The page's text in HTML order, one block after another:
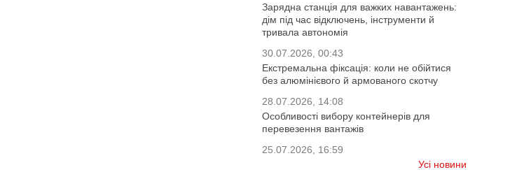
Зарядна станція для важких навантажень:
дім під час відключень, інструменти й
тривала автономія
30.07.2026, 00:43
Екстремальна фіксація: коли не обійтися
без алюмінієвого й армованого скотчу
28.07.2026, 14:08
Особливості вибору контейнерів для
перевезення вантажів
25.07.2026, 16:59
Усі новини